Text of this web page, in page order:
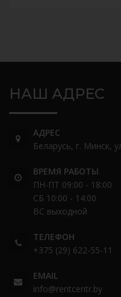
НАШ АДРЕС
АДРЕС
Беларусь, г. Минск,
ВРЕМЯ РАБОТЫ
ПН-ПТ 09:00 - 18:00
СБ 10:00 - 14:00
ВС выходной
ТЕЛЕФОН
+375 (29) 622-55-11
EMAIL
info@rentcentr.by